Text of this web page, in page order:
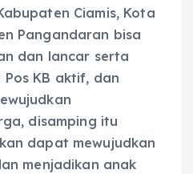
Ciamis, Kota
Pangandaran bisa
dan lancar serta
KB aktif, dan
disamping itu
dapat mewujudkan
menjadikan anak